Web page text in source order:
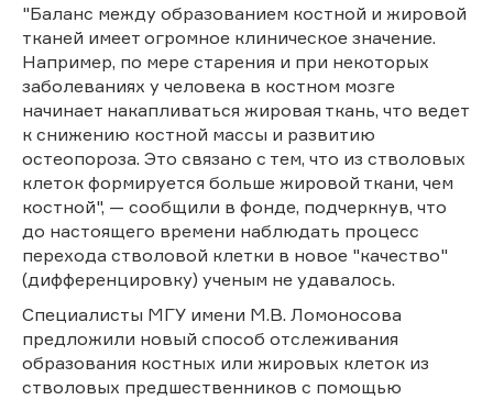
"Баланс между образованием костной и жировой
тканей имеет огромное клиническое значение.
Например, по мере старения и при некоторых
заболеваниях у человека в костном мозге
начинает накапливаться жировая ткань, что ведет
к снижению костной массы и развитию
остеопороза. Это связано с тем, что из стволовых
клеток формируется больше жировой ткани, чем
костной", — сообщили в фонде, подчеркнув, что
до настоящего времени наблюдать процесс
перехода стволовой клетки в новое "качество"
(дифференцировку) ученым не удавалось.
Специалисты МГУ имени М.В. Ломоносова
предложили новый способ отслеживания
образования костных или жировых клеток из
стволовых предшественников с помощью